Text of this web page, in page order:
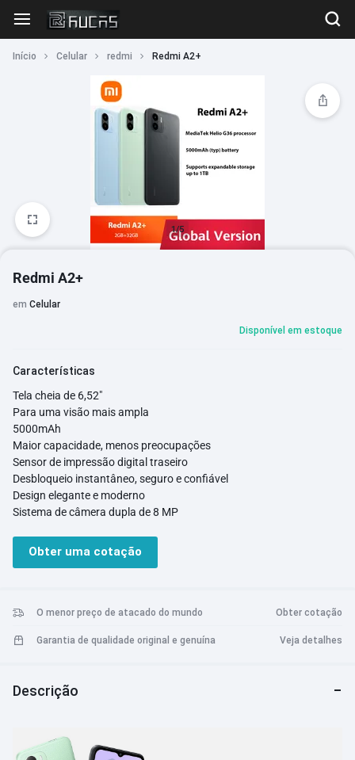
Início Celular redmi Redmi A2+
1/5
Redmi A2+
em Celular
Disponível em estoque
Características
Tela cheia de 6,52"
Para uma visão mais ampla
5000mAh
Maior capacidade, menos preocupações
Sensor de impressão digital traseiro
Desbloqueio instantâneo, seguro e confiável
Design elegante e moderno
Sistema de câmera dupla de 8 MP
Fotos nítidas mesmo em situações de alto contraste
com vários recursos
2 anos de atualizações de segurança oportunas
Padrões de testes rigorosos para garantir durabilidade
Obter uma cotação
O menor preço de atacado do mundo Obter cotação
Garantia de qualidade original e genuína Veja detalhes
Descrição